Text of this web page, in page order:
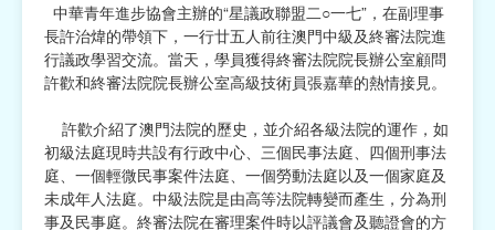
宗教
慈善中介及志願活動推廣
公民社團及同鄉會
國際
其他
中華青年進步協會主辦的“星議政聯盟二○一七”，在副理事
長許治煒的帶領下，一行廿五人前往澳門中級及終審法院進
行議政學習交流。當天，學員獲得終審法院院長辦公室顧問
許歡和終審法院院長辦公室高級技術員張嘉華的熱情接見。
許歡介紹了澳門法院的歷史，並介紹各級法院的運作，如
初級法庭現時共設有行政中心、三個民事法庭、四個刑事法
庭、一個輕微民事案件法庭、一個勞動法庭以及一個家庭及
未成年人法庭。中級法院是由高等法院轉變而產生，分為刑
事及民事庭。終審法院在審理案件時以評議會及聽證會的方